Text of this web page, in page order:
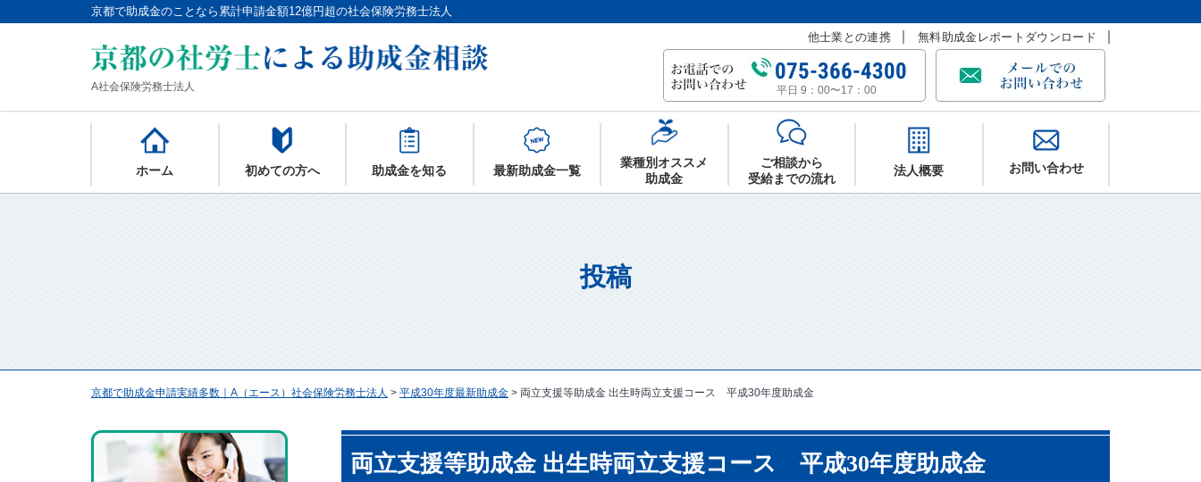
京都で助成金のことなら累計申請金額12億円超の社会保険労務士法人
A社会保険労務士法人
他士業との連携 無料助成金レポートダウンロード
075-366-4300
平日 9：00〜17：00
ホーム 初めての方へ 助成金を知る 最新助成金一覧
業種別オススメ
助成金
ご相談から
受給までの流れ
法人概要 お問い合わせ
投稿
京都で助成金申請実績多数｜A（エース）社会保険労務士法人 > 平成30年度最新助成金 > 両立支援等助成金 出生時両立支援コース 平成30年度助成金
両立支援等助成金 出生時両立支援コース 平成30年度助成金